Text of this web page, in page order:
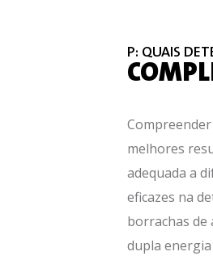
P: QUAIS
melhores
adequada a
eficazes na
borrachas de
dupla